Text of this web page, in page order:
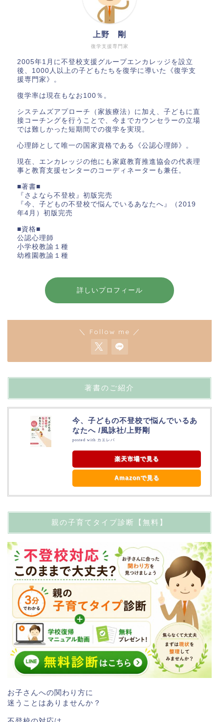
復学支援専門家
上野 剛
2005年1月に不登校支援グループエンカレッジを設立
後、1000人以上の子どもたちを復学に導いた《復学支
援専門家》。
復学率は現在もなお100％。
システムズアプローチ（家族療法）に加え、子どもに直
接コーチングを行うことで、今までカウンセラーの立場
では難しかった短期間での復学を実現。
心理師として唯一の国家資格である《公認心理師》。
現在、エンカレッジの他にも家庭教育推進協会の代表理
事と教育支援センターのコーディネーターも兼任。
■著書■
『さよなら不登校』初版完売
『今、子どもの不登校で悩んでいるあなたへ』（2019
年4月）初版完売
■資格■
公認心理師
小学校教諭１種
幼稚園教諭１種
詳しいプロフィール
＼ Follow me ／
著書のご紹介
今、子どもの不登校で悩んでいるあ
なたへ /風詠社/上野剛
posted with カエレバ
楽天市場で見る
Amazonで見る
親の子育てタイプ診断【無料】
お子さんへの関わり方に
迷うことはありませんか？